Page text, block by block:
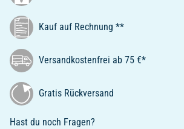
Kauf auf Rechnung **
Versandkostenfrei ab 75 €*
Gratis Rückversand
Hast du noch Fragen?